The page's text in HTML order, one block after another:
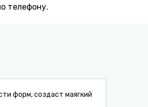
телефону.
форм, создаст маягкий